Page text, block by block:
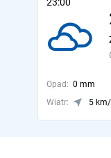
Opad: 0 mm
Wiatr:
5